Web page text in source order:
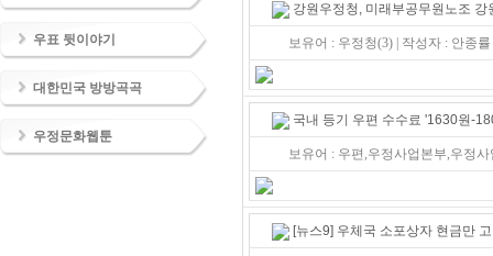
우표 뒷이야기
대한민국 방방곡곡
우정문화웹툰
강원우정청, 미래부공무원노조
보유어 : 우정청(3) | 작성자 : 안종률
국내 등기 우편 수수료 '1630원-
보유어 : 우편,우정사업본부,우정사
[뉴스9] 우체국 소포상자 현금만